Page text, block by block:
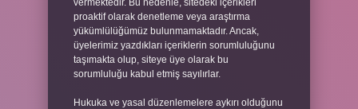
vermektedir. Bu nedenle, sitedeki içerikleri
proaktif olarak denetleme veya araştırma
yükümlülüğümüz bulunmamaktadır. Ancak,
üyelerimiz yazdıkları içeriklerin sorumluluğunu
taşımakta olup, siteye üye olarak bu
sorumluluğu kabul etmiş sayılırlar.
Hukuka ve yasal düzenlemelere aykırı olduğunu